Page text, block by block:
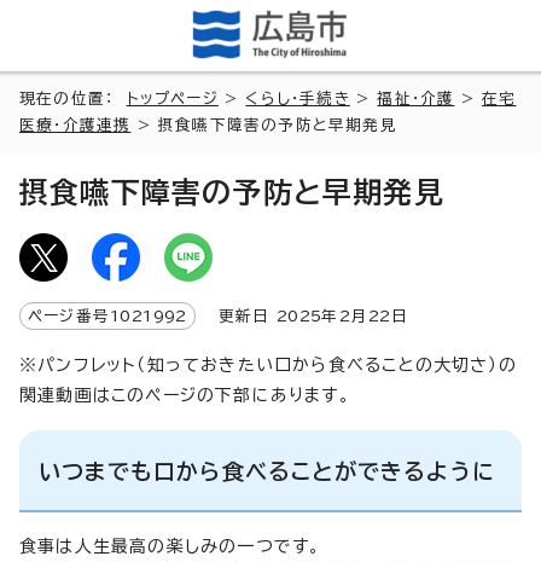
現在の位置： トップページ > くらし・手続き >福祉・介護 >在宅
医療・介護連携
> 摂食嚥下障害の予防と早期発見
摂食嚥下障害の予防と早期発見
ページ番号 1021992 更新日 2025年2月 22 日
※パンフレット（知っておきたい口から食べることの大切さ）の
関連動画はこのページの下部にあります。
いつまでも口から食べることができるように
食事は人生最高の楽しみの一つです。